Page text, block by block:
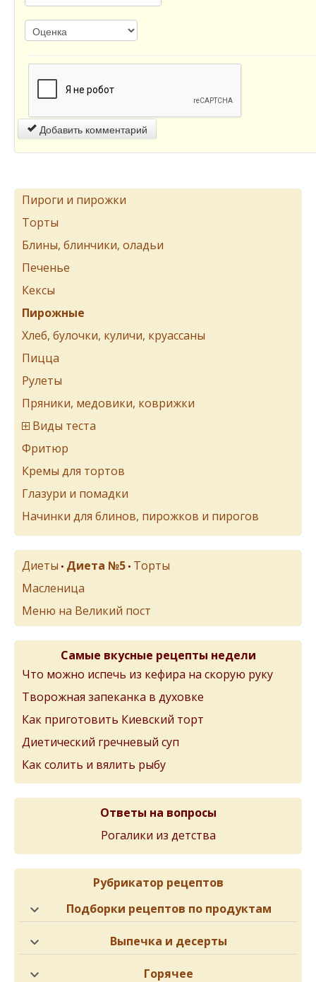
Добавить комментарий
Пироги и пирожки
Торты
Блины, блинчики, оладьи
Печенье
Кексы
Пирожные
Хлеб, булочки, куличи, круассаны
Пицца
Рулеты
Пряники, медовики, коврижки
Виды теста
Фритюр
Кремы для тортов
Глазури и помадки
Начинки для блинов, пирожков и пирогов
Диеты • Диета №5 • Торты
Масленица
Меню на Великий пост
Самые вкусные рецепты недели
Что можно испечь из кефира на скорую руку
Творожная запеканка в духовке
Как приготовить Киевский торт
Диетический гречневый суп
Как солить и вялить рыбу
Ответы на вопросы
Рогалики из детства
Рубрикатор рецептов
Подборки рецептов по продуктам
Выпечка и десерты
Горячее